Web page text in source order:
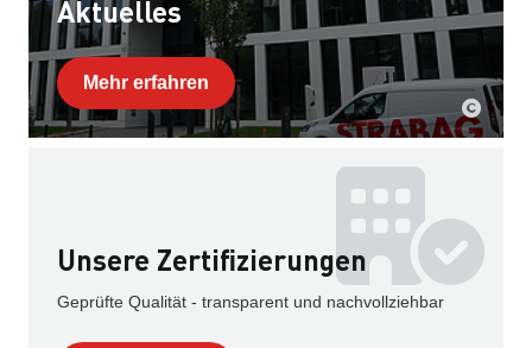
Aktuelles
Mehr erfahren
Unsere Zertifizierungen
Geprüfte Qualität - transparent und nachvollziehbar